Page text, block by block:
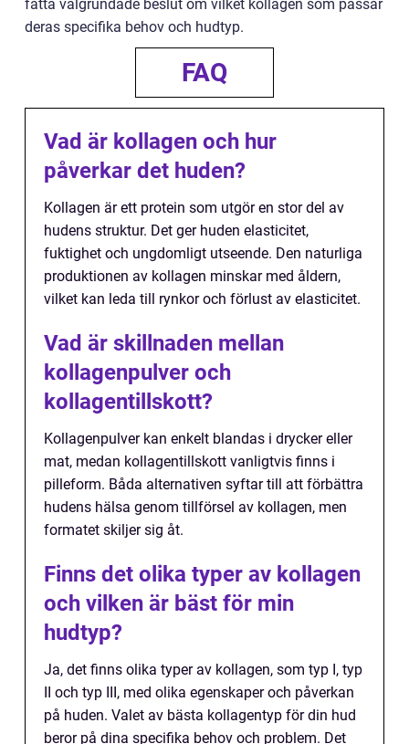
fatta välgrundade beslut om vilket kollagen som passar
deras specifika behov och hudtyp.
FAQ
Vad är kollagen och hur
påverkar det huden?
Kollagen är ett protein som utgör en stor del av
hudens struktur. Det ger huden elasticitet,
fuktighet och ungdomligt utseende. Den naturliga
produktionen av kollagen minskar med åldern,
vilket kan leda till rynkor och förlust av elasticitet.
Vad är skillnaden mellan
kollagenpulver och
kollagentillskott?
Kollagenpulver kan enkelt blandas i drycker eller
mat, medan kollagentillskott vanligtvis finns i
pilleform. Båda alternativen syftar till att förbättra
hudens hälsa genom tillförsel av kollagen, men
formatet skiljer sig åt.
Finns det olika typer av kollagen
och vilken är bäst för min
hudtyp?
Ja, det finns olika typer av kollagen, som typ I, typ
II och typ III, med olika egenskaper och påverkan
på huden. Valet av bästa kollagentyp för din hud
beror på dina specifika behov och problem. Det